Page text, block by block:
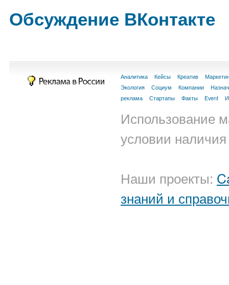
Обсуждение ВКонтакте
Аналитика Кейсы Креатив
Экология
Социум Компании
реклама
Стартапы Факты Event
Использование
условии
Наши проекты:
знаний и